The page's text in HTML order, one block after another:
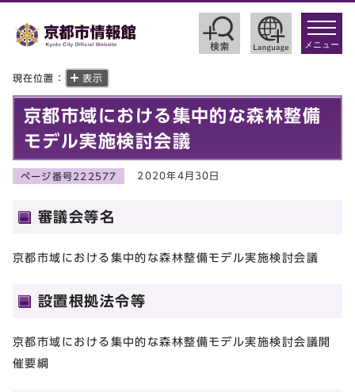
toggle
メニュー
現在位置： 表示
京都市域における集中的な森林整備
モデル実施検討会議
ページ番号222577 2020年4月30日
審議会等名
京都市域における集中的な森林整備モデル実施検討会議
設置根拠法令等
京都市域における集中的な森林整備モデル実施検討会議開
催要綱